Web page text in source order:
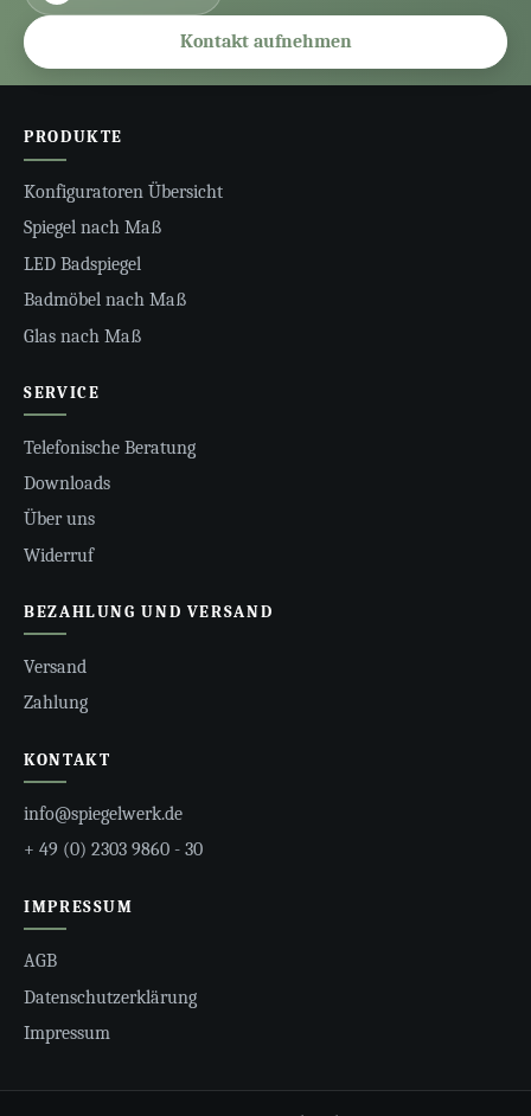
Kontakt aufnehmen
PRODUKTE
Konfiguratoren Übersicht
Spiegel nach Maß
LED Badspiegel
Badmöbel nach Maß
Glas nach Maß
SERVICE
Telefonische Beratung
Downloads
Über uns
Widerruf
BEZAHLUNG UND VERSAND
Versand
Zahlung
KONTAKT
info@spiegelwerk.de
+ 49 (0) 2303 9860 - 30
IMPRESSUM
AGB
Datenschutzerklärung
Impressum